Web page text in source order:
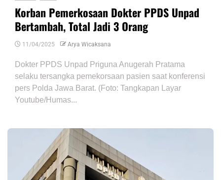
Korban Pemerkosaan Dokter PPDS Unpad
Bertambah, Total Jadi 3 Orang
11/04/2025 Arya Wicaksana
Dokter PPDS Unpad Priguna Anugerah Pratama
selaku tersangka pemekorsaan pasien saat konferensi
pers Polda Jawa Barat. (Foto: Tangkapan Layar
Youtube/Humas...